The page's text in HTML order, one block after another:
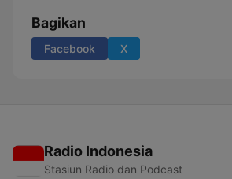
Bagikan
Facebook X
Radio Indonesia
Stasiun Radio dan Podcast